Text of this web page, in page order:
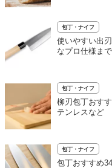
包丁・ナイフ
使いやすい出
なプロ仕様まで
包丁・ナイフ
柳刃包丁おす
テンレスなど
包丁・ナイフ
包丁おすすめ